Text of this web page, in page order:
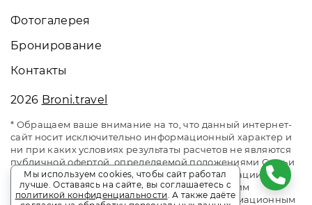
Фотогалерея
Бронирование
Контакты
2026 Broni.travel
* Обращаем ваше внимание на то, что данный интернет-
сайт носит исключительно информационный характер и
ни при каких условиях результаты расчетов не являются
публичной офертой, определяемой положениями Статьи
437 Гражданского кодекса Российской Федерации. За
окончательным расчетом обращайтесь к нашим
менеджерам. Данный ресурс является информационным
Мы используем cookies, чтобы сайт работал
лучше. Оставаясь на сайте, вы соглашаетесь с
политикой конфиденциальности. А также даёте